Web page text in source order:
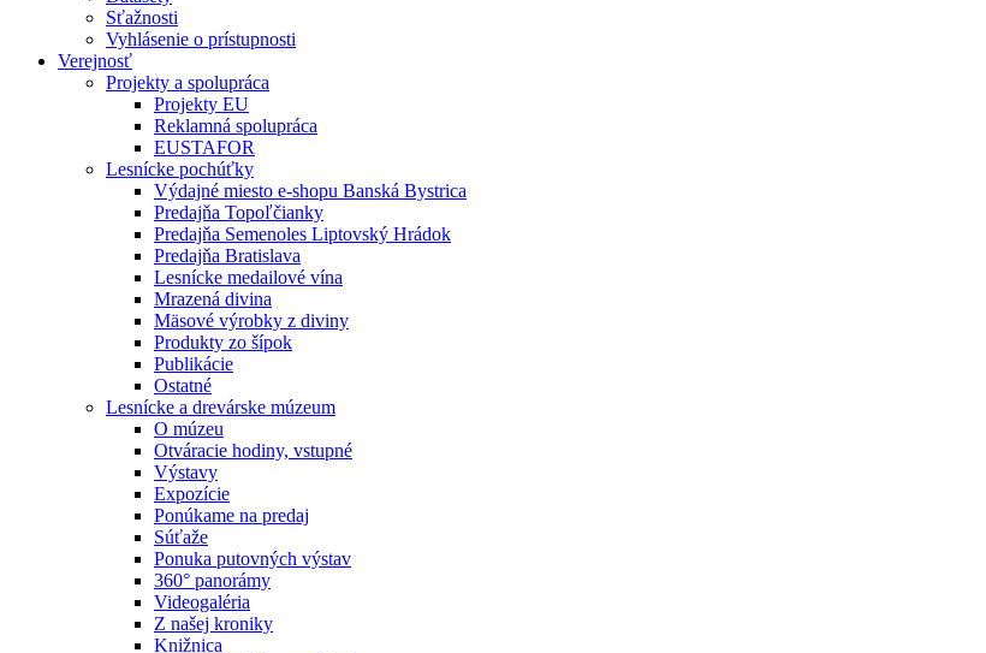
Sťažnosti
Vyhlásenie o prístupnosti
Verejnosť
Projekty a spolupráca
Projekty EU
Reklamná spolupráca
EUSTAFOR
Lesnícke pochúťky
Výdajné miesto e-shopu Banská Bystrica
Predajňa Topoľčianky
Predajňa Semenoles Liptovský Hrádok
Predajňa Bratislava
Lesnícke medailové vína
Mrazená divina
Mäsové výrobky z diviny
Produkty zo šípok
Publikácie
Ostatné
Lesnícke a drevárske múzeum
O múzeu
Otváracie hodiny, vstupné
Výstavy
Expozície
Ponúkame na predaj
Súťaže
Ponuka putovných výstav
360° panorámy
Videogaléria
Z našej kroniky
Knižnica